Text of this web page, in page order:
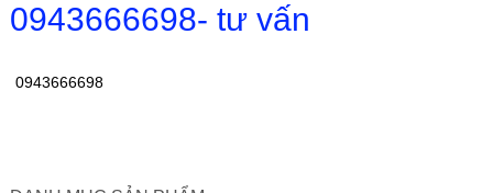
0943666698- tư vấn
0943666698